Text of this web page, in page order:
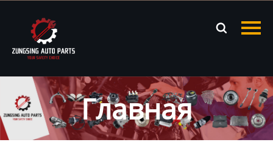

Главная
Продукция
Новости
О нас
Контакты
Главная